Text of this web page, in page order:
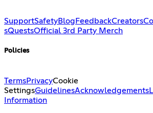
SupportSafetyBlog FeedbackCreators
sQuestsOfficial 3rd Party Merch
Policies
TermsPrivacyCookie
SettingsGuidelinesAcknowledgements
Information